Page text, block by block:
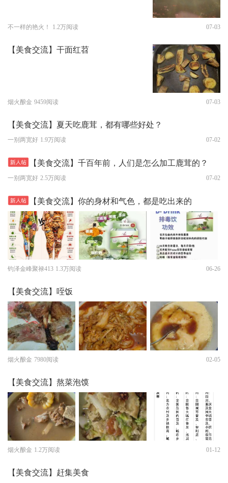
不一样的艳火！ 1.2万阅读 07-03
【美食交流】干面红苕
烟火酿金 9459阅读 07-03
【美食交流】夏天吃鹿茸，都有哪些好处？
一别两宽好 1.9万阅读 07-02
【美食交流】千百年前，人们是怎么加工鹿茸的？
一别两宽好 2.5万阅读 07-02
【美食交流】你的身材和气色，都是吃出来的
钧泽金峰聚禄413 1.3万阅读 06-26
【美食交流】咥饭
烟火酿金 7980阅读 02-05
【美食交流】熬菜泡馍
烟火酿金 1.2万阅读 01-12
【美食交流】赶集美食